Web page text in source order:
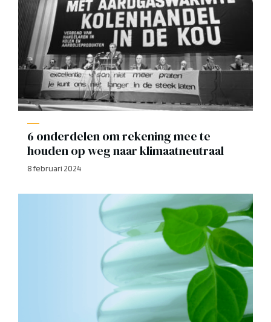
6 onderdelen om rekening mee te
houden op weg naar klimaatneutraal
8 februari 2024